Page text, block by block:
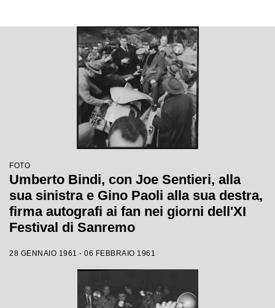
FOTO
Umberto Bindi, con Joe Sentieri, alla
sua sinistra e Gino Paoli alla sua destra,
firma autografi ai fan nei giorni dell'XI
Festival di Sanremo
28 GENNAIO 1961 - 06 FEBBRAIO 1961